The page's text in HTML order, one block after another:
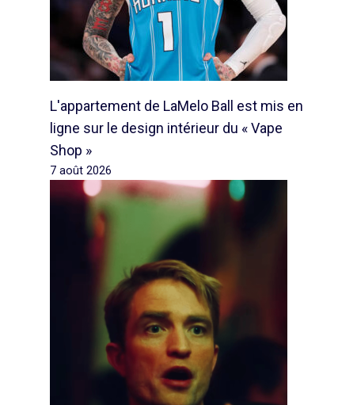
L'appartement de LaMelo Ball est mis en
ligne sur le design intérieur du « Vape
Shop »
7 août 2026